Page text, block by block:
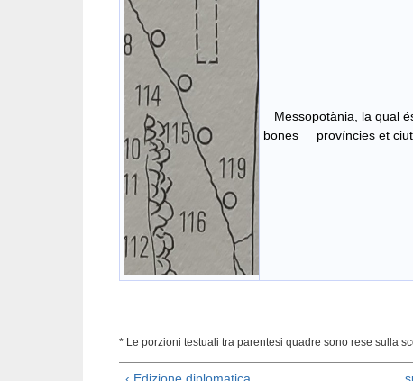
Messopotània, la qual
bones províncies et
* Le porzioni testuali tra parentesi quadre sono rese sulla